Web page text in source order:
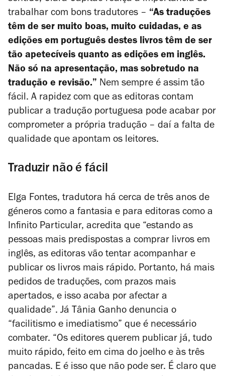
trabalhar com bons tradutores – “As traduções
têm de ser muito boas, muito cuidadas, e as
edições em português destes livros têm de ser
tão apetecíveis quanto as edições em inglês.
Não só na apresentação, mas sobretudo na
tradução e revisão.” Nem sempre é assim tão
fácil. A rapidez com que as editoras contam
publicar a tradução portuguesa pode acabar por
comprometer a própria tradução – daí a falta de
qualidade que apontam os leitores.
Traduzir não é fácil
Elga Fontes, tradutora há cerca de três anos de
géneros como a fantasia e para editoras como a
Infinito Particular, acredita que “estando as
pessoas mais predispostas a comprar livros em
inglês, as editoras vão tentar acompanhar e
publicar os livros mais rápido. Portanto, há mais
pedidos de traduções, com prazos mais
apertados, e isso acaba por afectar a
qualidade”. Já Tânia Ganho denuncia o
“facilitismo e imediatismo” que é necessário
combater. “Os editores querem publicar já, tudo
muito rápido, feito em cima do joelho e às três
pancadas. E é isso que não pode ser. É claro que